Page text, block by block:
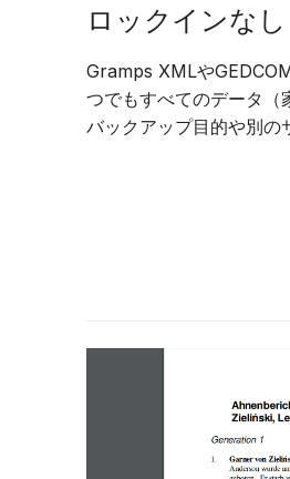
ロックインな
Gramps XMLや
つでもすべてのデータ（
バックアップ目的や別の